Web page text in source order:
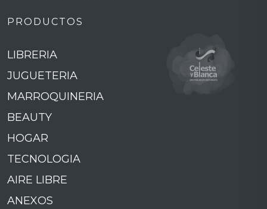
PRODUCTOS
LIBRERIA
JUGUETERIA
MARROQUINERIA
BEAUTY
HOGAR
TECNOLOGIA
AIRE LIBRE
ANEXOS